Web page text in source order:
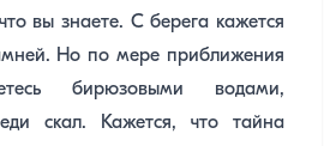
вы знаете. С берега кажется
Но по мере приближения
бирюзовыми водами,
скал. Кажется, что тайна